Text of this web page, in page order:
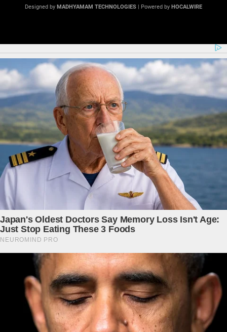
Designed by MADHYAMAM TECHNOLOGIES | Powered by HOCALWIRE